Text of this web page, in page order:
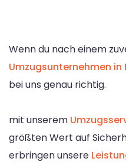
Wenn du nach einem
Umzugsunternehmen in
bei uns genau richtig.
mit unserem
größten Wert auf
erbringen unsere